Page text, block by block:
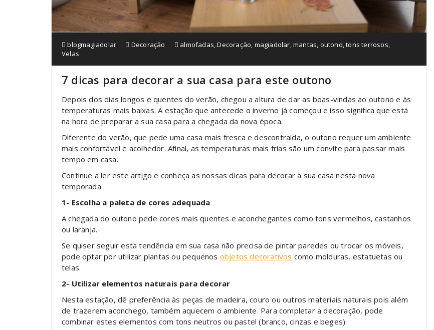
blogmagiadolar Decoração almofadas,Decoração, magiadolar,mantas, outono,tons terrosos,
Velas
7 dicas para decorar a sua casa para este outono
Depois dos dias longos e quentes do verão, chegou a altura de dar as boas-vindas ao outono e às
temperaturas mais baixas. A estação que antecede o inverno já começou e isso significa que está
na hora de preparar a sua casa para a chegada da nova época.
Diferente do verão, que pede uma casa mais fresca e descontraída, o outono requer um ambiente
mais confortável e acolhedor. Afinal, as temperaturas mais frias são um convite para passar mais
tempo em casa.
Continue a ler este artigo e conheça as nossas dicas para decorar a sua casa nesta nova
temporada.
1- Escolha a paleta de cores adequada
A chegada do outono pede cores mais quentes e aconchegantes como tons vermelhos, castanhos
ou laranja.
Se quiser seguir esta tendência em sua casa não precisa de pintar paredes ou trocar os móveis,
pode optar por utilizar plantas ou pequenos objetos decorativos como molduras, estatuetas ou
telas.
2- Utilizar elementos naturais para decorar
Nesta estação, dê preferência às peças de madeira, couro ou outros materiais naturais pois além
de trazerem aconchego, também aquecem o ambiente. Para completar a decoração, pode
combinar estes elementos com tons neutros ou pastel (branco, cinzas e beges).